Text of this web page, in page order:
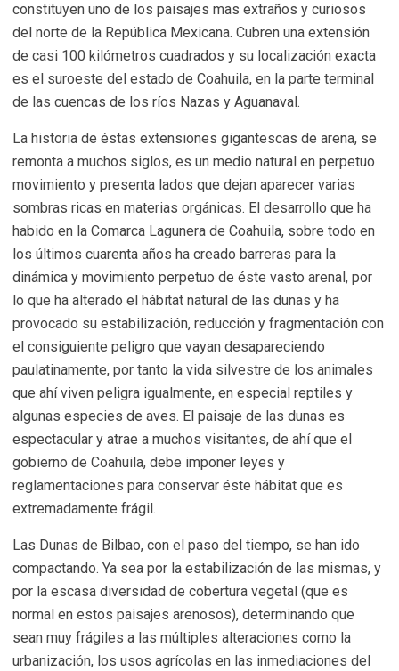
constituyen uno de los paisajes mas extraños y curiosos
del norte de la República Mexicana. Cubren una extensión
de casi 100 kilómetros cuadrados y su localización exacta
es el suroeste del estado de Coahuila, en la parte terminal
de las cuencas de los ríos Nazas y Aguanaval.
La historia de éstas extensiones gigantescas de arena, se
remonta a muchos siglos, es un medio natural en perpetuo
movimiento y presenta lados que dejan aparecer varias
sombras ricas en materias orgánicas. El desarrollo que ha
habido en la Comarca Lagunera de Coahuila, sobre todo en
los últimos cuarenta años ha creado barreras para la
dinámica y movimiento perpetuo de éste vasto arenal, por
lo que ha alterado el hábitat natural de las dunas y ha
provocado su estabilización, reducción y fragmentación con
el consiguiente peligro que vayan desapareciendo
paulatinamente, por tanto la vida silvestre de los animales
que ahí viven peligra igualmente, en especial reptiles y
algunas especies de aves. El paisaje de las dunas es
espectacular y atrae a muchos visitantes, de ahí que el
gobierno de Coahuila, debe imponer leyes y
reglamentaciones para conservar éste hábitat que es
extremadamente frágil.
Las Dunas de Bilbao, con el paso del tiempo, se han ido
compactando. Ya sea por la estabilización de las mismas, y
por la escasa diversidad de cobertura vegetal (que es
normal en estos paisajes arenosos), determinando que
sean muy frágiles a las múltiples alteraciones como la
urbanización, los usos agrícolas en las inmediaciones del